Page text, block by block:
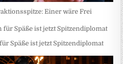
Einer wäre Frei
Späße ist jetzt Spitzendiplomat